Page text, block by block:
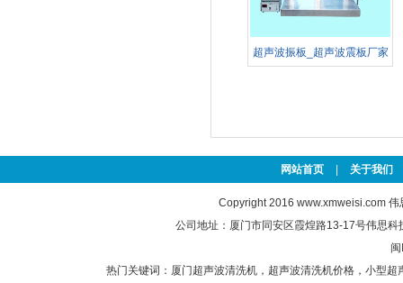
超声波振板_超声波震板厂家
网站首页 关于我们
Copyright 2016 www.xmweisi.com伟
公司地址：厦门市同安区霞煌路13-17号伟思
热门关键词： 厦门超声波清洗机 ， 超声波清洗机价格 ， 小型超